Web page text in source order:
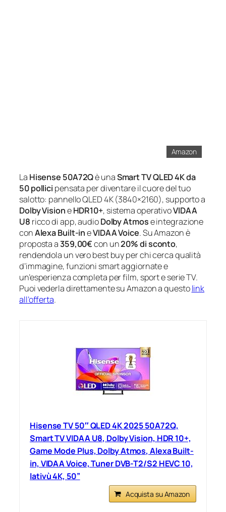
Amazon
La Hisense 50A72Qè unaSmart TV QLED 4K da
50 pollici pensata per diventare il cuore del tuo
salotto: pannello QLED 4K (3840×2160), supporto a
Dolby VisioneHDR10+, sistema operativoVIDAA
U8 ricco di app, audioDolby Atmose integrazione
conAlexa Built-ineVIDAA Voice. Su Amazon è
proposta a359,00€con un20% di sconto,
rendendola un vero best buy per chi cerca qualità
d’immagine, funzioni smart aggiornate e
un’esperienza completa per film, sport e serie TV.
Puoi vederla direttamente su Amazon a questolink
all’offerta.
Hisense TV 50″ QLED 4K 2025 50A72Q,
Smart TV VIDAA U8, Dolby Vision, HDR 10+,
Game Mode Plus, Dolby Atmos, Alexa Built-
in, VIDAA Voice, Tuner DVB-T2/S2 HEVC 10,
lativù 4K, 50”
Acquista su Amazon